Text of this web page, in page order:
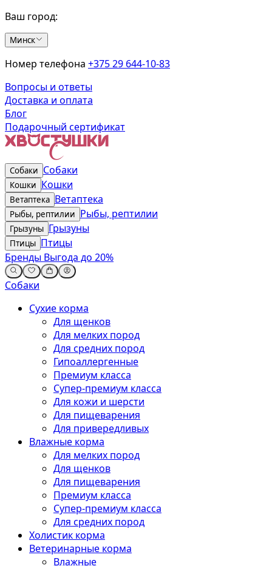
Ваш город:
Минск
Номер телефона +375 29 644-10-83
Вопросы и ответы
Доставка и оплата
Блог
Подарочный сертификат
Собаки Собаки
Кошки Кошки
Ветаптека Ветаптека
Рыбы, рептилии Рыбы, рептилии
Грызуны Грызуны
Птицы Птицы
Бренды Выгода до 20%
Собаки
Сухие корма
Для щенков
Для мелких пород
Для средних пород
Гипоаллергенные
Премиум класса
Супер-премиум класса
Для кожи и шерсти
Для пищеварения
Для привередливых
Влажные корма
Для мелких пород
Для щенков
Для пищеварения
Премиум класса
Супер-премиум класса
Для средних пород
Холистик корма
Ветеринарные корма
Влажные